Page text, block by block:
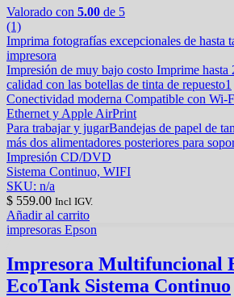
Valorado con 5.00 de 5
(1)
Imprima fotografías excepcionales de hasta
impresora
Impresión de muy bajo costo Imprime hasta
calidad con las botellas de tinta de repuesto1
Conectividad moderna Compatible con Wi-
Ethernet y Apple AirPrint
Para trabajar y jugarBandejas de papel de
más dos alimentadores posteriores para
Impresión CD/DVD
Sistema Continuo, WIFI
SKU: n/a
$ 559.00 Incl IGV.
Añadir al carrito
impresoras Epson
Impresora Multifuncional
EcoTank Sistema Continuo